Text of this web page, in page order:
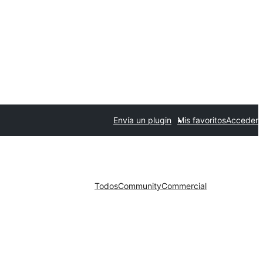
Envía un plugin Mis favoritosAcceder
TodosCommunityCommercial